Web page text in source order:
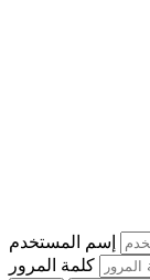
إسم المستخدم
كلمة المرور